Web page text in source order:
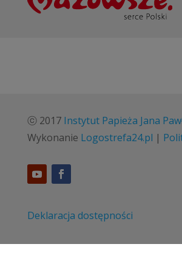
ⓒ 2017 Instytut Papieża Jana
Wykonanie Logostrefa24.pl |
Deklaracja dostępności